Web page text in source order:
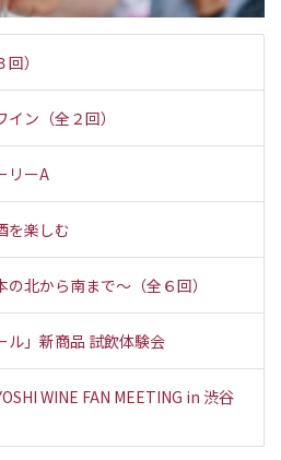
）
ン（全２回）
リーA
を楽しむ
北から南まで～（全６回）
ル」新商品 試飲体験会
WINE FAN MEETING in 渋谷